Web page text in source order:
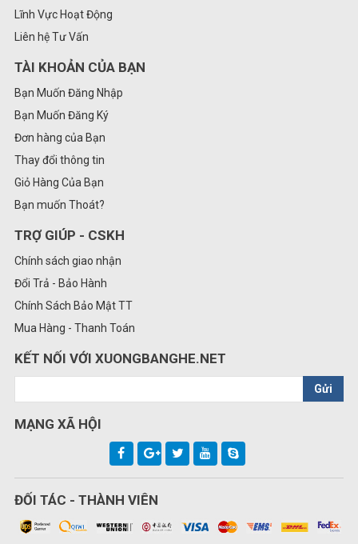
Lĩnh Vực Hoạt Động
Liên hệ Tư Vấn
TÀI KHOẢN CỦA BẠN
Bạn Muốn Đăng Nhập
Bạn Muốn Đăng Ký
Đơn hàng của Bạn
Thay đổi thông tin
Giỏ Hàng Của Bạn
Bạn muốn Thoát?
TRỢ GIÚP - CSKH
Chính sách giao nhận
Đổi Trả - Bảo Hành
Chính Sách Bảo Mật TT
Mua Hàng - Thanh Toán
KẾT NỐI VỚI XUONGBANGHE.NET
Gửi
MẠNG XÃ HỘI
ĐỐI TÁC - THÀNH VIÊN